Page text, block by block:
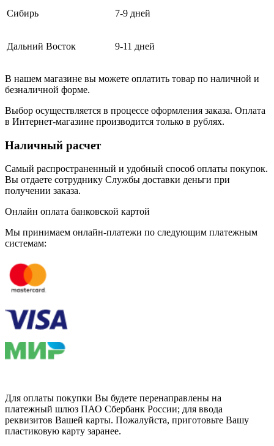
Сибирь 7-9 дней
Дальний Восток 9-11 дней
В нашем магазине вы можете оплатить товар по наличной и
безналичной форме.
Выбор осуществляется в процессе оформления заказа. Оплата
в Интернет-магазине производится только в рублях.
Наличный расчет
Самый распространенный и удобный способ оплаты покупок.
Вы отдаете сотруднику Службы доставки деньги при
получении заказа.
Онлайн оплата банковской картой
Мы принимаем онлайн-платежи по cледующим платежным
системам:
Для оплаты покупки Вы будете перенаправлены на
платежный шлюз ПАО Сбербанк России; для ввода
реквизитов Вашей карты. Пожалуйста, приготовьте Вашу
пластиковую карту заранее.